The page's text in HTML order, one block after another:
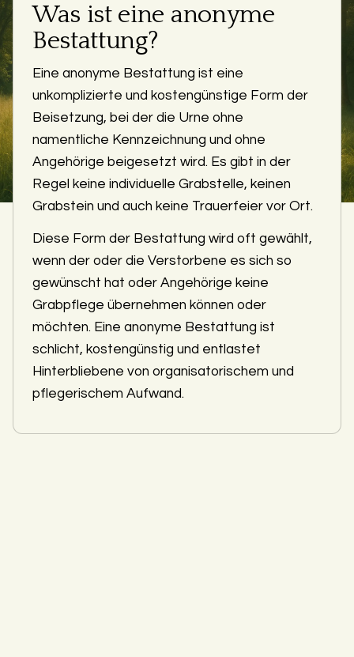
Was ist eine anonyme
Bestattung?
Eine anonyme Bestattung ist eine
unkomplizierte und kostengünstige Form der
Beisetzung, bei der die Urne ohne
namentliche Kennzeichnung und ohne
Angehörige beigesetzt wird. Es gibt in der
Regel keine individuelle Grabstelle, keinen
Grabstein und auch keine Trauerfeier vor Ort.
Diese Form der Bestattung wird oft gewählt,
wenn der oder die Verstorbene es sich so
gewünscht hat oder Angehörige keine
Grabpflege übernehmen können oder
möchten. Eine anonyme Bestattung ist
schlicht, kostengünstig und entlastet
Hinterbliebene von organisatorischem und
pflegerischem Aufwand.